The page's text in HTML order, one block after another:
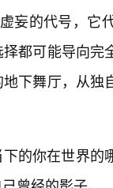
妄的代号，它
择都可能导向
地下舞厅，从
的你在世界的